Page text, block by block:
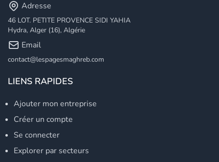
Adresse
46 LOT. PETITE PROVENCE SIDI YAHIA
Hydra, Alger (16), Algérie
Email
contact@lespagesmaghreb.com
LIENS RAPIDES
Ajouter mon entreprise
Créer un compte
Se connecter
Explorer par secteurs